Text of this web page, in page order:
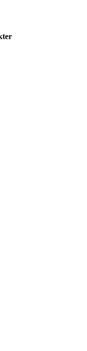
meget mere